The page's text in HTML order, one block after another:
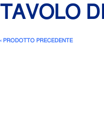
TAVOLO
‹ PRODOTTO PRECEDENTE